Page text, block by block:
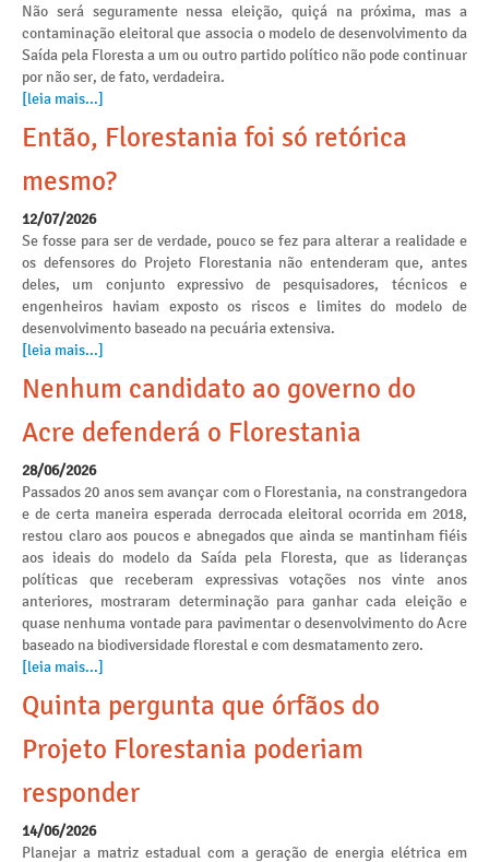
Não será seguramente nessa eleição, quiçá na próxima, mas a
contaminação eleitoral que associa o modelo de desenvolvimento da
Saída pela Floresta a um ou outro partido político não pode continuar
por não ser, de fato, verdadeira.
[leia mais...]
Então, Florestania foi só retórica
mesmo?
12/07/2026
Se fosse para ser de verdade, pouco se fez para alterar a realidade e
os defensores do Projeto Florestania não entenderam que, antes
deles, um conjunto expressivo de pesquisadores, técnicos e
engenheiros haviam exposto os riscos e limites do modelo de
desenvolvimento baseado na pecuária extensiva.
[leia mais...]
Nenhum candidato ao governo do
Acre defenderá o Florestania
28/06/2026
Passados 20 anos sem avançar com o Florestania, na constrangedora
e de certa maneira esperada derrocada eleitoral ocorrida em 2018,
restou claro aos poucos e abnegados que ainda se mantinham fiéis
aos ideais do modelo da Saída pela Floresta, que as lideranças
políticas que receberam expressivas votações nos vinte anos
anteriores, mostraram determinação para ganhar cada eleição e
quase nenhuma vontade para pavimentar o desenvolvimento do Acre
baseado na biodiversidade florestal e com desmatamento zero.
[leia mais...]
Quinta pergunta que órfãos do
Projeto Florestania poderiam
responder
14/06/2026
Planejar a matriz estadual com a geração de energia elétrica em